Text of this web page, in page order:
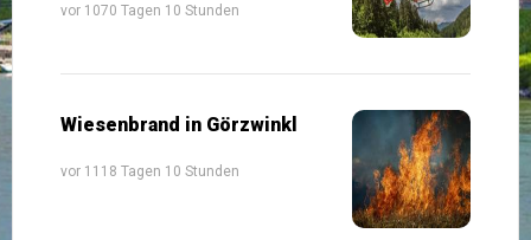
vor 1070 Tagen 10 Stunden
Wiesenbrand in Görzwinkl
vor 1118 Tagen 10 Stunden